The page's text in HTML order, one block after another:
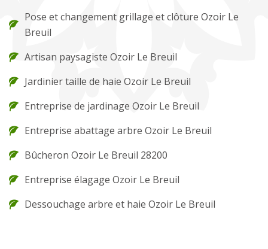
Pose et changement grillage et clôture Ozoir Le
Breuil
Artisan paysagiste Ozoir Le Breuil
Jardinier taille de haie Ozoir Le Breuil
Entreprise de jardinage Ozoir Le Breuil
Entreprise abattage arbre Ozoir Le Breuil
Bûcheron Ozoir Le Breuil 28200
Entreprise élagage Ozoir Le Breuil
Dessouchage arbre et haie Ozoir Le Breuil